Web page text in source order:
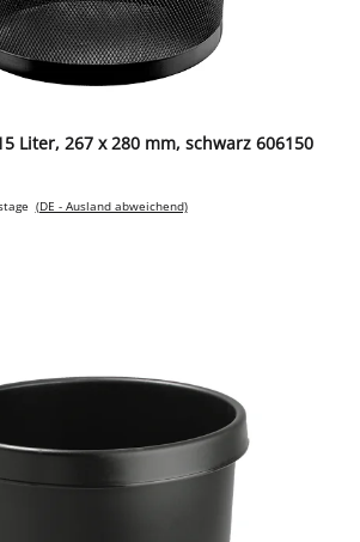
Liter, 267 x 280 mm, schwarz 606150
(DE - Ausland abweichend)